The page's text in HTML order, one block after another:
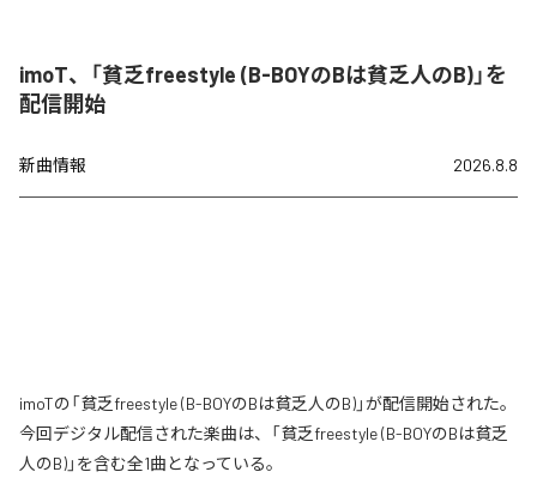
imoT、「貧乏freestyle (B-BOYのBは貧乏人のB)」を
配信開始
新曲情報 2026.8.8
imoTの「貧乏freestyle (B-BOYのBは貧乏人のB)」が配信開始された。
今回デジタル配信された楽曲は、「貧乏freestyle (B-BOYのBは貧乏
人のB)」を含む全1曲となっている。